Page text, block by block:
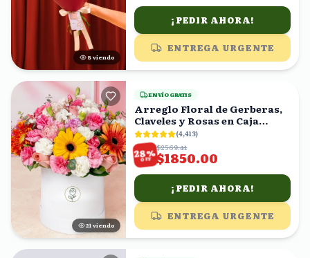
9 viendo
¡PEDIR AHORA!
ENTREGA URGENTE
22 viendo
ENVÍO GRATIS
Arreglo Floral de Gerberas,
Claveles y Rosas en Caja
Blanca
(4,413)
28%
OFF
$2569.44
$1850.00
¡PEDIR AHORA!
ENTREGA URGENTE